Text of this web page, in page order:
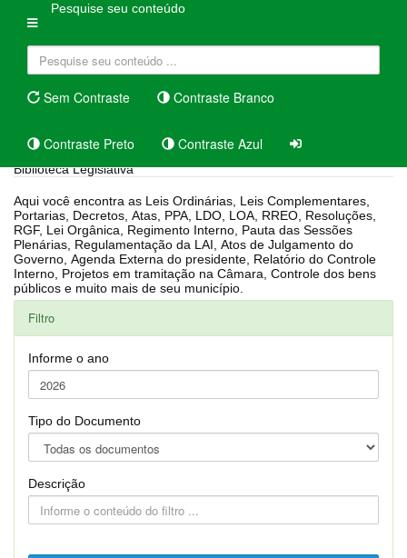
Pesquise seu conteúdo
Sem Contraste Contraste Branco
Contraste Preto Contraste Azul
Biblioteca Legislativa
Aqui você encontra as Leis Ordinárias, Leis Complementares,
Portarias, Decretos, Atas, PPA, LDO, LOA, RREO, Resoluções,
RGF, Lei Orgânica, Regimento Interno, Pauta das Sessões
Plenárias, Regulamentação da LAI, Atos de Julgamento do
Governo, Agenda Externa do presidente, Relatório do Controle
Interno, Projetos em tramitação na Câmara, Controle dos bens
públicos e muito mais de seu município.
Filtro
Informe o ano
Tipo do Documento
Descrição